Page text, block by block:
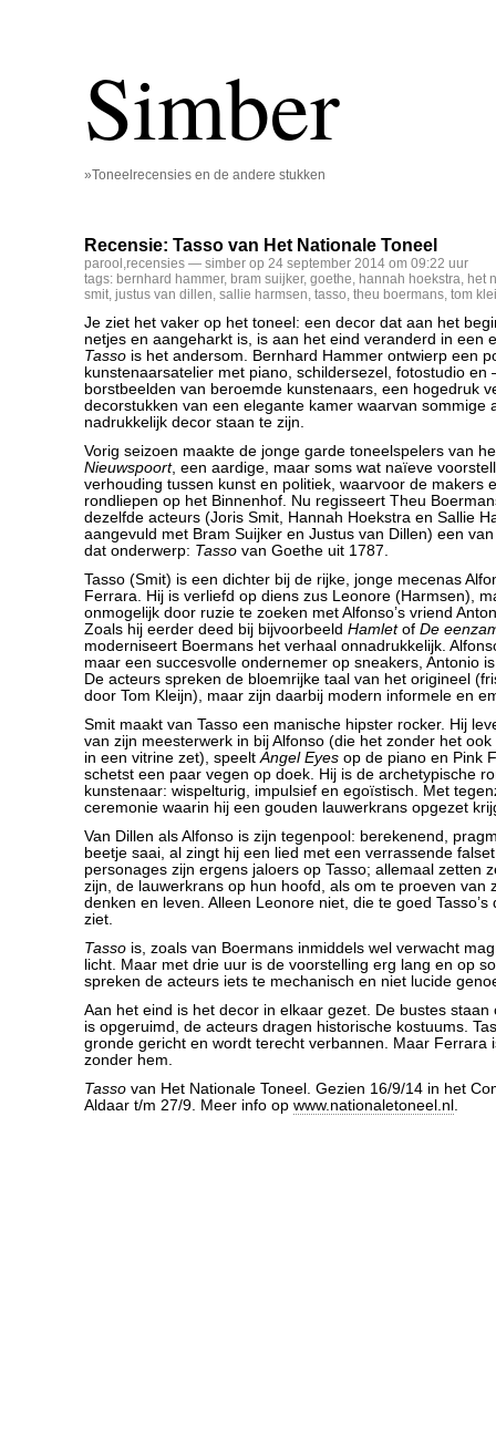
Simber
»Toneelrecensies en de andere stukken
Recensie: Tasso van Het Nationale Toneel
parool ,recensies — simber op 24 september 2014 om 09:22 uur
tags: bernhard hammer, bram suijker, goethe, hannah hoekstra, het
smit, justus van dillen, sallie harmsen, tasso, theu boermans, tom
Je ziet het vaker op het toneel: een decor dat aan het
netjes en aangeharkt is, is aan het eind veranderd in een
Tasso is het andersom. Bernhard Hammer ontwierp een
kunstenaarsatelier met piano, schildersezel, fotostudio en
borstbeelden van beroemde kunstenaars, een hogedruk
decorstukken van een elegante kamer waarvan sommige
nadrukkelijk decor staan te zijn.
Vorig seizoen maakte de jonge garde toneelspelers van
Nieuwspoort, een aardige, maar soms wat naïeve
verhouding tussen kunst en politiek, waarvoor de makers
rondliepen op het Binnenhof. Nu regisseert Theu
dezelfde acteurs (Joris Smit, Hannah Hoekstra en Sallie
aangevuld met Bram Suijker en Justus van Dillen) een
dat onderwerp: Tasso van Goethe uit 1787.
Tasso (Smit) is een dichter bij de rijke, jonge mecenas
Ferrara. Hij is verliefd op diens zus Leonore (Harmsen),
onmogelijk door ruzie te zoeken met Alfonso’s vriend
Zoals hij eerder deed bij bijvoorbeeld Hamletof De
moderniseert Boermans het verhaal onnadrukkelijk.
maar een succesvolle ondernemer op sneakers, Antonio
De acteurs spreken de bloemrijke taal van het origineel
door Tom Kleijn), maar zijn daarbij modern informele en
Smit maakt van Tasso een manische hipster rocker. Hij
van zijn meesterwerk in bij Alfonso (die het zonder het
in een vitrine zet), speeltAngel Eyes op de piano en Pink
schetst een paar vegen op doek. Hij is de archetypische
kunstenaar: wispelturig, impulsief en egoïstisch. Met
ceremonie waarin hij een gouden lauwerkrans opgezet
Van Dillen als Alfonso is zijn tegenpool: berekenend,
beetje saai, al zingt hij een lied met een verrassende
personages zijn ergens jaloers op Tasso; allemaal zetten
zijn, de lauwerkrans op hun hoofd, als om te proeven van
denken en leven. Alleen Leonore niet, die te goed Tasso’s
ziet.
Tasso is, zoals van Boermans inmiddels wel verwacht
licht. Maar met drie uur is de voorstelling erg lang en op
spreken de acteurs iets te mechanisch en niet lucide
Aan het eind is het decor in elkaar gezet. De bustes staan
is opgeruimd, de acteurs dragen historische kostuums.
gronde gericht en wordt terecht verbannen. Maar Ferrara
zonder hem.
Tasso van Het Nationale Toneel. Gezien 16/9/14 in het
Aldaar t/m 27/9. Meer info op www.nationaletoneel.nl .